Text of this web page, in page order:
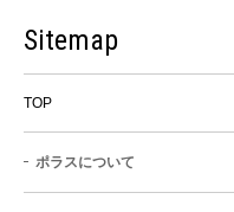
Sitemap
TOP
ポラスについて